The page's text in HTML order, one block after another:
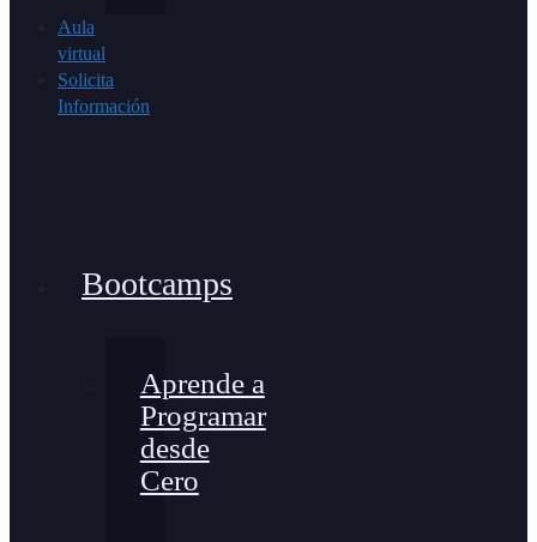
Aula
virtual
Solicita
Información
Bootcamps
Aprende a
Programar
desde
Cero